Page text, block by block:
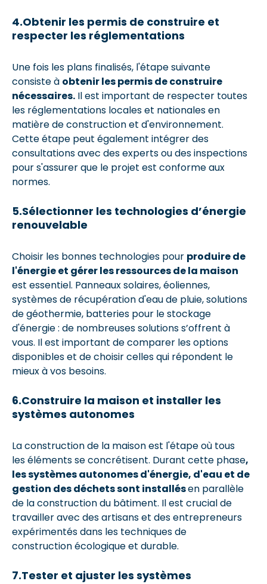
4.Obtenir les permis de construire et
respecter les réglementations
Une fois les plans finalisés, l'étape suivante
consiste à obtenir les permis de construire
nécessaires. Il est important de respecter toutes
les réglementations locales et nationales en
matière de construction et d'environnement.
Cette étape peut également intégrer des
consultations avec des experts ou des inspections
pour s'assurer que le projet est conforme aux
normes.
5.Sélectionner les technologies d’énergie
renouvelable
Choisir les bonnes technologies pour produire de
l'énergie et gérer les ressources de la maison
est essentiel. Panneaux solaires, éoliennes,
systèmes de récupération d'eau de pluie, solutions
de géothermie, batteries pour le stockage
d'énergie : de nombreuses solutions s’offrent à
vous. Il est important de comparer les options
disponibles et de choisir celles qui répondent le
mieux à vos besoins.
6.Construire la maison et installer les
systèmes autonomes
La construction de la maison est l'étape où tous
les éléments se concrétisent. Durant cette phase,
les systèmes autonomes d'énergie, d'eau et de
gestion des déchets sont installésen parallèle
de la construction du bâtiment. Il est crucial de
travailler avec des artisans et des entrepreneurs
expérimentés dans les techniques de
construction écologique et durable.
7.Tester et ajuster les systèmes